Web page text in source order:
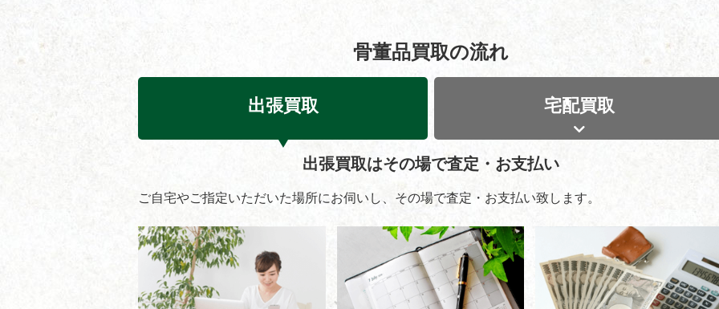
骨董品買取の流れ
出張買取 宅配買取
出張買取はその場で査定・お支払い
ご自宅やご指定いただいた場所にお伺いし、その場で査定・お支払い致します。